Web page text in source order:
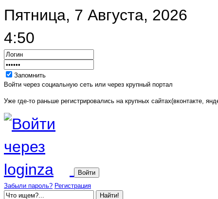
Пятница, 7 Августа, 2026
4:50
Запомнить
Войти через социальную сеть или через крупный портал
Уже где-то раньше регистрировались на крупных сайтах(вконтакте,
Забыли пароль? Регистрация